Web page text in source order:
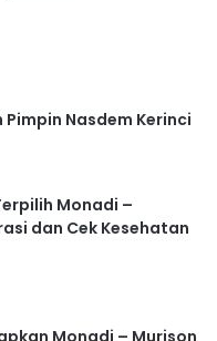
Nasdem Kerinci
Monadi –
dan Cek Kesehatan
Monadi – Murison